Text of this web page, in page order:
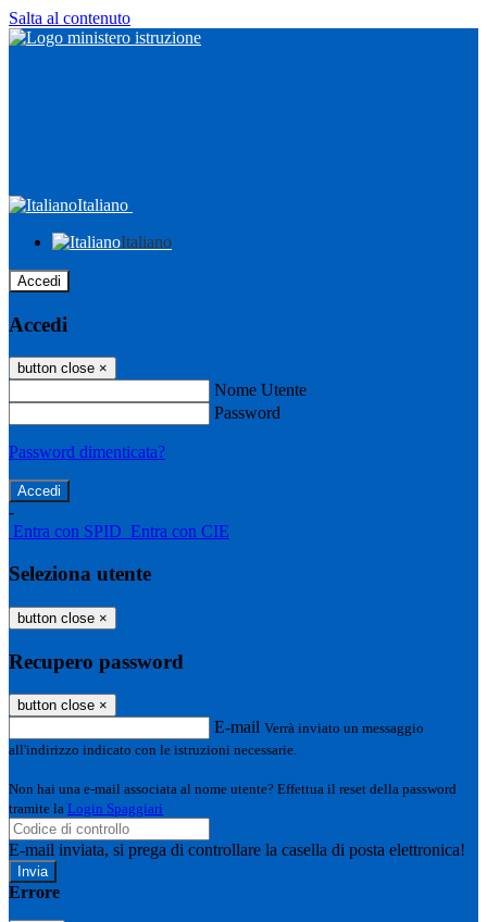
Salta al contenuto
Italiano
Italiano
Accedi
Accedi
button close ×
Nome Utente
Password
Password dimenticata?
-
Entra con SPID Entra con CIE
Seleziona utente
button close ×
Recupero password
button close ×
E-mail Verrà inviato un messaggio
all'indirizzo indicato con le istruzioni necessarie.
Non hai una e-mail associata al nome utente? Effettua il reset della password
tramite la Login Spaggiari
E-mail inviata, si prega di controllare la casella di posta elettronica!
Errore